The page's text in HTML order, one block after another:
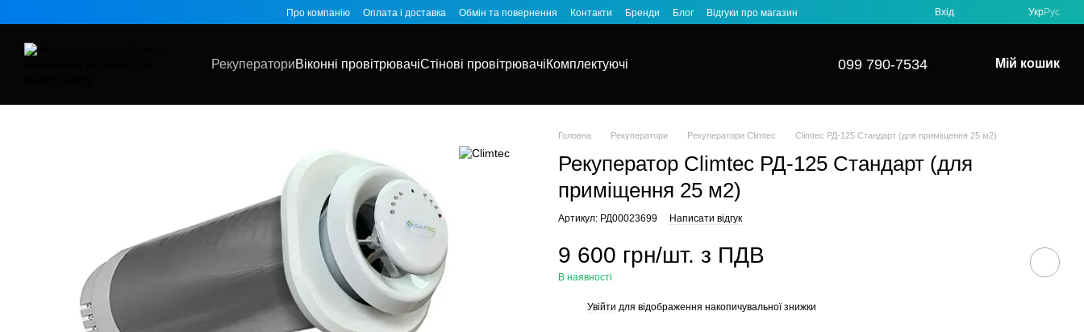
Про компанію Оплата і доставка Обмін та повернення Контакти Бренди Блог Відгуки про магазин Вхід УкрРус
РекуператориВіконні провітрювачіСтінові провітрювачіКомплектуючі 099 790-7534 Мій кошик
Головна Рекуператори Рекуператори Climtec Climtec РД-125 Стандарт (для приміщення 25 м2)
Рекуператор Climtec РД-125 Стандарт (для
приміщення 25 м2)
Артикул: РД00023699 Написати відгук
9 600 грн/шт. з ПДВ
В наявності
Увійти для відображення накопичувальної знижки